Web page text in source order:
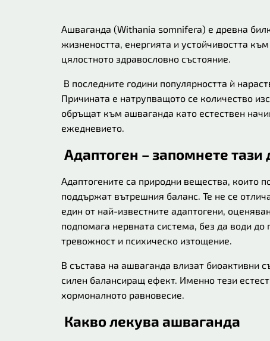
Ашваганда (Withania somnifera) е древна
жизнеността, енергията и устойчивостта
цялостното здравословно състояние.
В последните години популярността ѝ
Причината е натрупващото се количество
обръщат към ашваганда като естествен
ежедневието.
Адаптоген – запомнете тази
Адаптогените са природни вещества, които
поддържат вътрешния баланс. Те не се
един от най-известните адаптогени,
подпомага нервната система, без да води
тревожност и психическо изтощение.
В състава на ашваганда влизат биоактивни
силен балансиращ ефект. Именно тези
хормоналното равновесие.
Какво лекува ашваганда